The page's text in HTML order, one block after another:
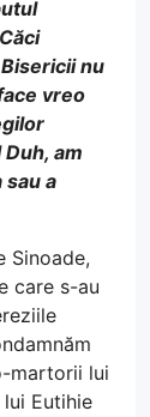
nu
vreo
am
sau a
Sinoade,
care s-au
martorii lui
Eutihie